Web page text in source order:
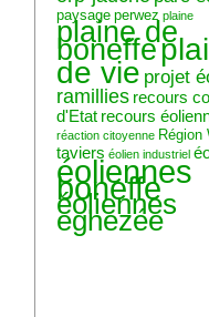
paysage perwez plaine
plaine de
boneffe
de vie projet
ramillies recours
d'Etat recours
réaction citoyenne Région
taviers éolien industriel
éoliennes
boneffe
éoliennes
eghezée